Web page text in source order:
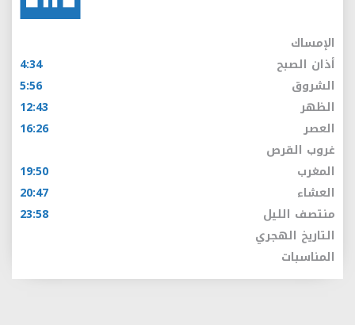
الإمساك
أذان الصبح
4:34
الشروق
5:56
الظهر
12:43
العصر
16:26
غروب القرص
المغرب
19:50
العشاء
20:47
منتصف الليل
23:58
التاريخ الهجري
المناسبات